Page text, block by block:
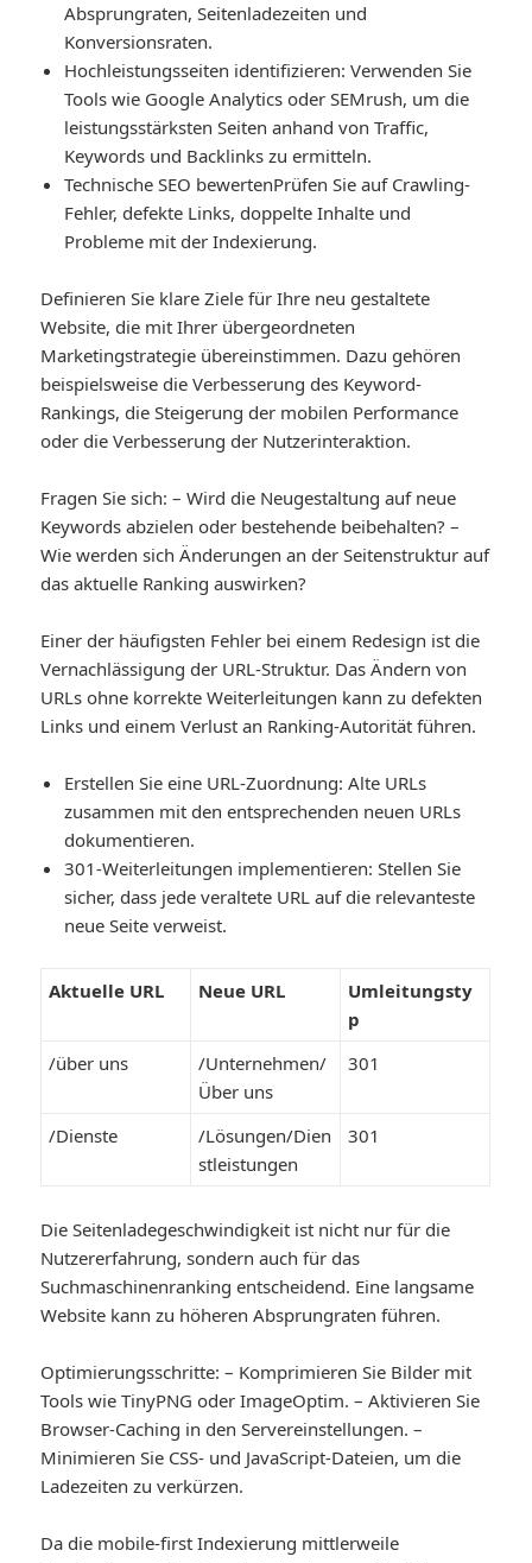
Absprungraten, Seitenladezeiten und
Konversionsraten.
Hochleistungsseiten identifizieren: Verwenden Sie
Tools wie Google Analytics oder SEMrush, um die
leistungsstärksten Seiten anhand von Traffic,
Keywords und Backlinks zu ermitteln.
Technische SEO bewertenPrüfen Sie auf Crawling-
Fehler, defekte Links, doppelte Inhalte und
Probleme mit der Indexierung.
Definieren Sie klare Ziele für Ihre neu gestaltete
Website, die mit Ihrer übergeordneten
Marketingstrategie übereinstimmen. Dazu gehören
beispielsweise die Verbesserung des Keyword-
Rankings, die Steigerung der mobilen Performance
oder die Verbesserung der Nutzerinteraktion.
Fragen Sie sich: – Wird die Neugestaltung auf neue
Keywords abzielen oder bestehende beibehalten? –
Wie werden sich Änderungen an der Seitenstruktur auf
das aktuelle Ranking auswirken?
Einer der häufigsten Fehler bei einem Redesign ist die
Vernachlässigung der URL-Struktur. Das Ändern von
URLs ohne korrekte Weiterleitungen kann zu defekten
Links und einem Verlust an Ranking-Autorität führen.
Erstellen Sie eine URL-Zuordnung: Alte URLs
zusammen mit den entsprechenden neuen URLs
dokumentieren.
301-Weiterleitungen implementieren: Stellen Sie
sicher, dass jede veraltete URL auf die relevanteste
neue Seite verweist.
Aktuelle URL Neue URL
Umleitungsty
p
/über uns
/Unternehmen/
Über uns
301
/Dienste
/Lösungen/Dien
stleistungen
301
Die Seitenladegeschwindigkeit ist nicht nur für die
Nutzererfahrung, sondern auch für das
Suchmaschinenranking entscheidend. Eine langsame
Website kann zu höheren Absprungraten führen.
Optimierungsschritte: – Komprimieren Sie Bilder mit
Tools wie TinyPNG oder ImageOptim. – Aktivieren Sie
Browser-Caching in den Servereinstellungen. –
Minimieren Sie CSS- und JavaScript-Dateien, um die
Ladezeiten zu verkürzen.
Da die mobile-first Indexierung mittlerweile